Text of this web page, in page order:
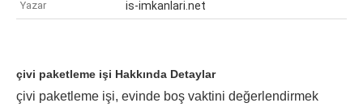
Yazar
is-imkanlari.net
çivi paketleme işi Hakkında Detaylar
çivi paketleme işi, evinde boş vaktini değerlendirmek